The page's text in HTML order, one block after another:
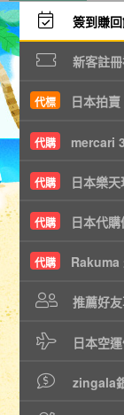
簽到賺
新客註
代標 日本拍
代購 mercari
代購 日本樂
代購 日本代
代購 Rakuma
推薦好
日本空
zingala
信用卡付款
優惠活動
免服務費 所有訂單
空運優惠 運費
VIP會員
商品抵台通知出貨